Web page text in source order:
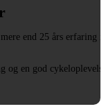
end 25 års erfaring i
og en god